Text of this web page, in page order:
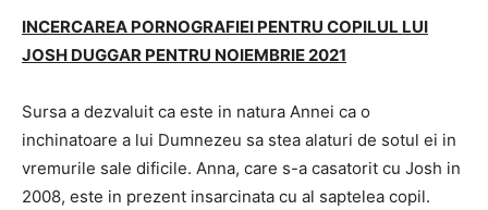
INCERCAREA PORNOGRAFIEI PENTRU COPILUL LUI
JOSH DUGGAR PENTRU NOIEMBRIE 2021
Sursa a dezvaluit ca este in natura Annei ca o
inchinatoare a lui Dumnezeu sa stea alaturi de sotul ei in
vremurile sale dificile. Anna, care s-a casatorit cu Josh in
2008, este in prezent insarcinata cu al saptelea copil.